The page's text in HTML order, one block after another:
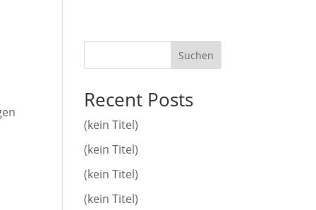
Suchen
Recent Posts
(kein Titel)
(kein Titel)
(kein Titel)
(kein Titel)